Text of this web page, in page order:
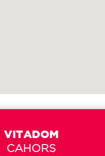
VITADOM
CAHORS